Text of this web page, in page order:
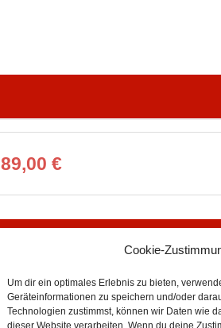
Cookie-
Um dir ein optimales Erlebnis zu bieten,
Geräteinformationen zu speichern und/oder
Technologien zustimmst, können wir Daten wie
dieser Website verarbeiten. Wenn du deine
89,00 €